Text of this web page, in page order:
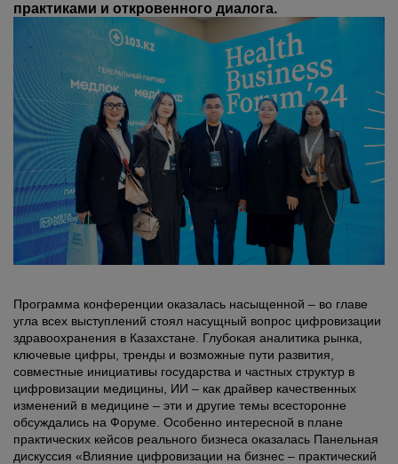
практиками и откровенного диалога.
Программа конференции оказалась насыщенной – во главе
угла всех выступлений стоял насущный вопрос цифровизации
здравоохранения в Казахстане. Глубокая аналитика рынка,
ключевые цифры, тренды и возможные пути развития,
совместные инициативы государства и частных структур в
цифровизации медицины, ИИ – как драйвер качественных
изменений в медицине – эти и другие темы всесторонне
обсуждались на Форуме. Особенно интересной в плане
практических кейсов реального бизнеса оказалась Панельная
дискуссия «Влияние цифровизации на бизнес – практический